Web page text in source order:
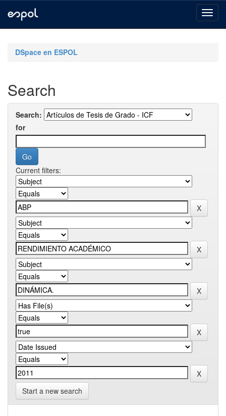
navigationDSpace en ESPOL
Search
Search:
for
Current filters:
Start a new search